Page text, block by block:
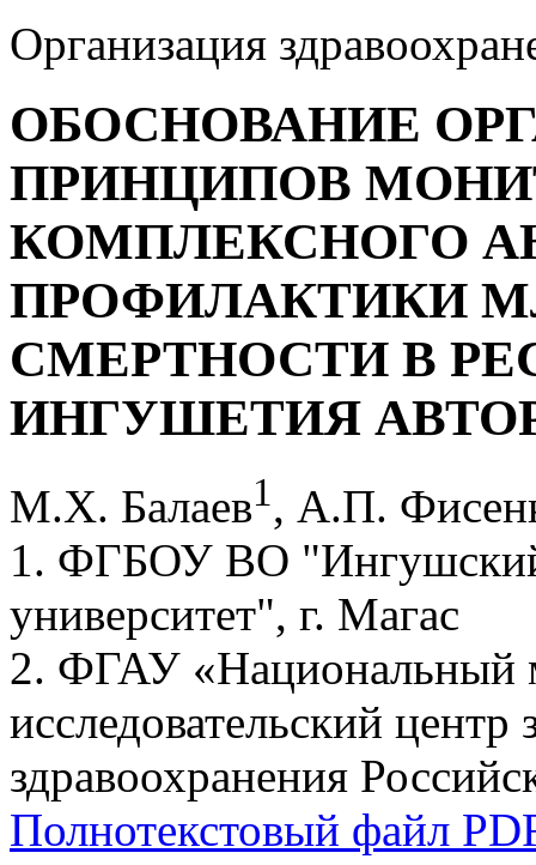
Организация
ОБОСНОВАНИЕ
ПРИНЦИПОВ
КОМПЛЕКСНОГО
ПРОФИЛАКТИКИ
СМЕРТНОСТИ В
ИНГУШЕТИЯ
М.Х. Балаев1, А.П.
1. ФГБОУ ВО "Ингушский
университет", г. Магас
2. ФГАУ «Национальный
исследовательский
здравоохранения
Полнотекстовый файл